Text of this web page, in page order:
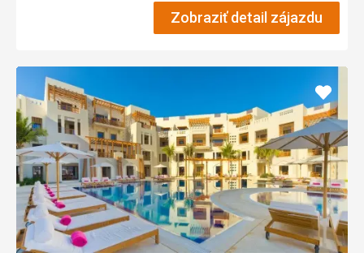
Zobraziť detail zájazdu
Pridať
do